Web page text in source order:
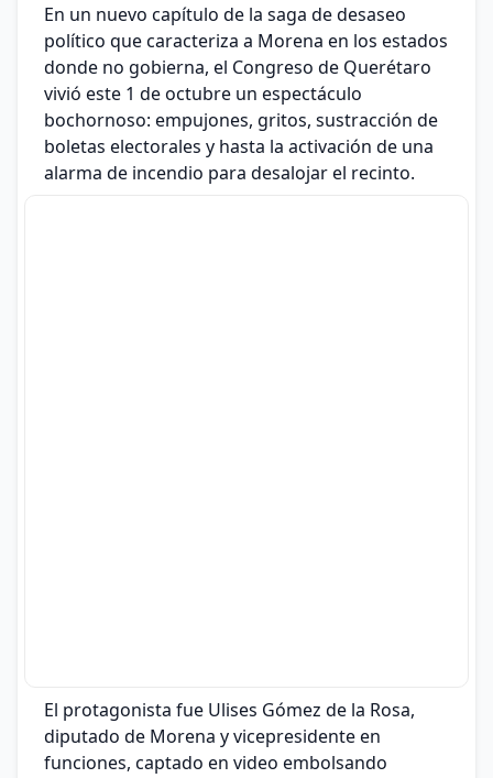
En un nuevo capítulo de la saga de desaseo
político que caracteriza a Morena en los estados
donde no gobierna, el Congreso de Querétaro
vivió este 1 de octubre un espectáculo
bochornoso: empujones, gritos, sustracción de
boletas electorales y hasta la activación de una
alarma de incendio para desalojar el recinto.
El protagonista fue Ulises Gómez de la Rosa,
diputado de Morena y vicepresidente en
funciones, captado en video embolsando